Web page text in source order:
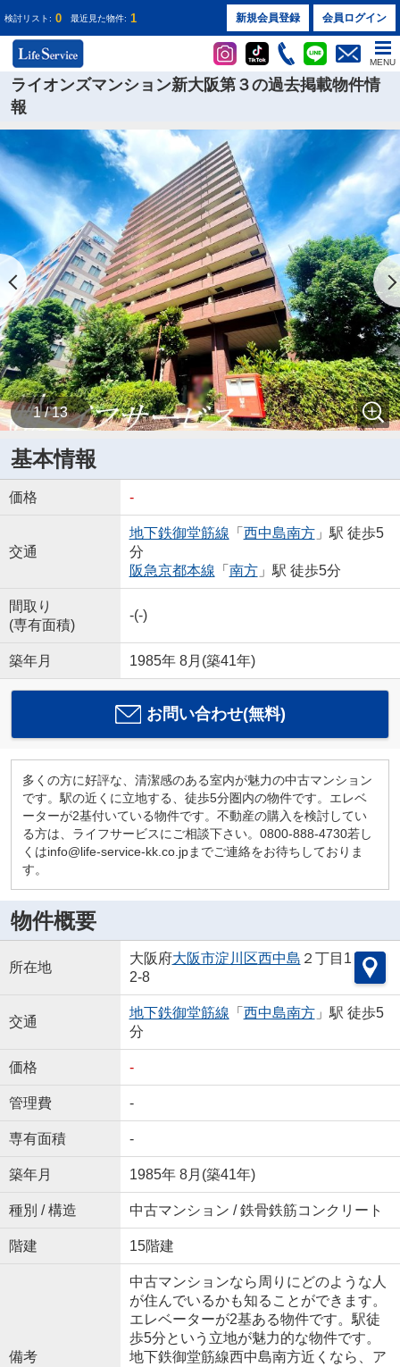
検討リスト: 0 最近見た物件: 1 新規会員登録 会員ログイン
MENU
ライオンズマンション新大阪第３の過去掲載物件情
報
1 / 13
基本情報
価格 -
交通
地下鉄御堂筋線 「 西中島南方」駅 徒歩5
分
阪急京都本線 「 南方」駅 徒歩5分
間取り
(専有面積)
-(-)
築年月 1985年 8月(築41年)
お問い合わせ(無料)
多くの方に好評な、清潔感のある室内が魅力の中古マンション
です。駅の近くに立地する、徒歩5分圏内の物件です。エレベ
ーターが2基付いている物件です。不動産の購入を検討してい
る方は、ライフサービスにご相談下さい。0800-888-4730若し
くはinfo@life-service-kk.co.jpまでご連絡をお待ちしておりま
す。
物件概要
所在地
大阪府大阪市淀川区西中島 ２丁目1
2-8
交通
地下鉄御堂筋線 「 西中島南方」駅 徒歩5
分
価格 -
管理費 -
専有面積 -
築年月 1985年 8月(築41年)
種別 / 構造 中古マンション / 鉄骨鉄筋コンクリート
階建 15階建
備考
中古マンションなら周りにどのような人
が住んでいるかも知ることができます。
エレベーターが2基ある物件です。駅徒
歩5分という立地が魅力的な物件です。
地下鉄御堂筋線西中島南方近くなら、ア